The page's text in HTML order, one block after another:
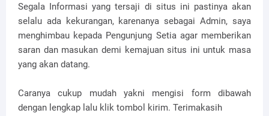
Segala Informasi yang tersaji di situs ini pastinya akan
selalu ada kekurangan, karenanya sebagai Admin, saya
menghimbau kepada Pengunjung Setia agar memberikan
saran dan masukan demi kemajuan situs ini untuk masa
yang akan datang.
Caranya cukup mudah yakni mengisi form dibawah
dengan lengkap lalu klik tombol kirim. Terimakasih